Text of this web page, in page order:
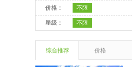
价格： 不限
星级： 不限
综合推荐 价格